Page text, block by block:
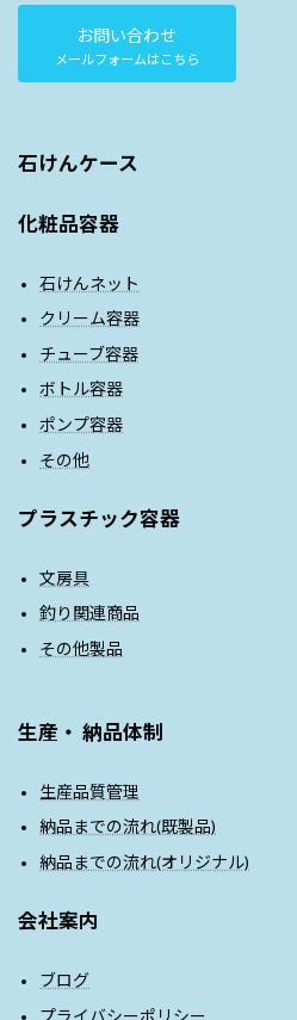
お問い合わせ
メールフォームはこちら
石けんケース
化粧品容器
石けんネット
クリーム容器
チューブ容器
ボトル容器
ポンプ容器
その他
プラスチック容器
文房具
釣り関連商品
その他製品
生産・ 納品体制
生産品質管理
納品までの流れ(既製品)
納品までの流れ(オリジナル)
会社案内
ブログ
プライバシーポリシー